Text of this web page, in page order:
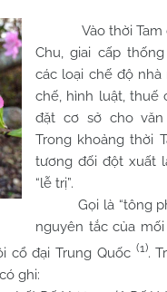
Vào thời
Chu, giai cấp
các loại chế độ nhà
chế, hình luật, thuế
đặt cơ sở cho văn
Trong khoảng thời
tương đối đột xuất
“lễ trị”.
Gọi là “tông
nguyên tắc của
cổ đại Trung Quốc (1).
ghi: